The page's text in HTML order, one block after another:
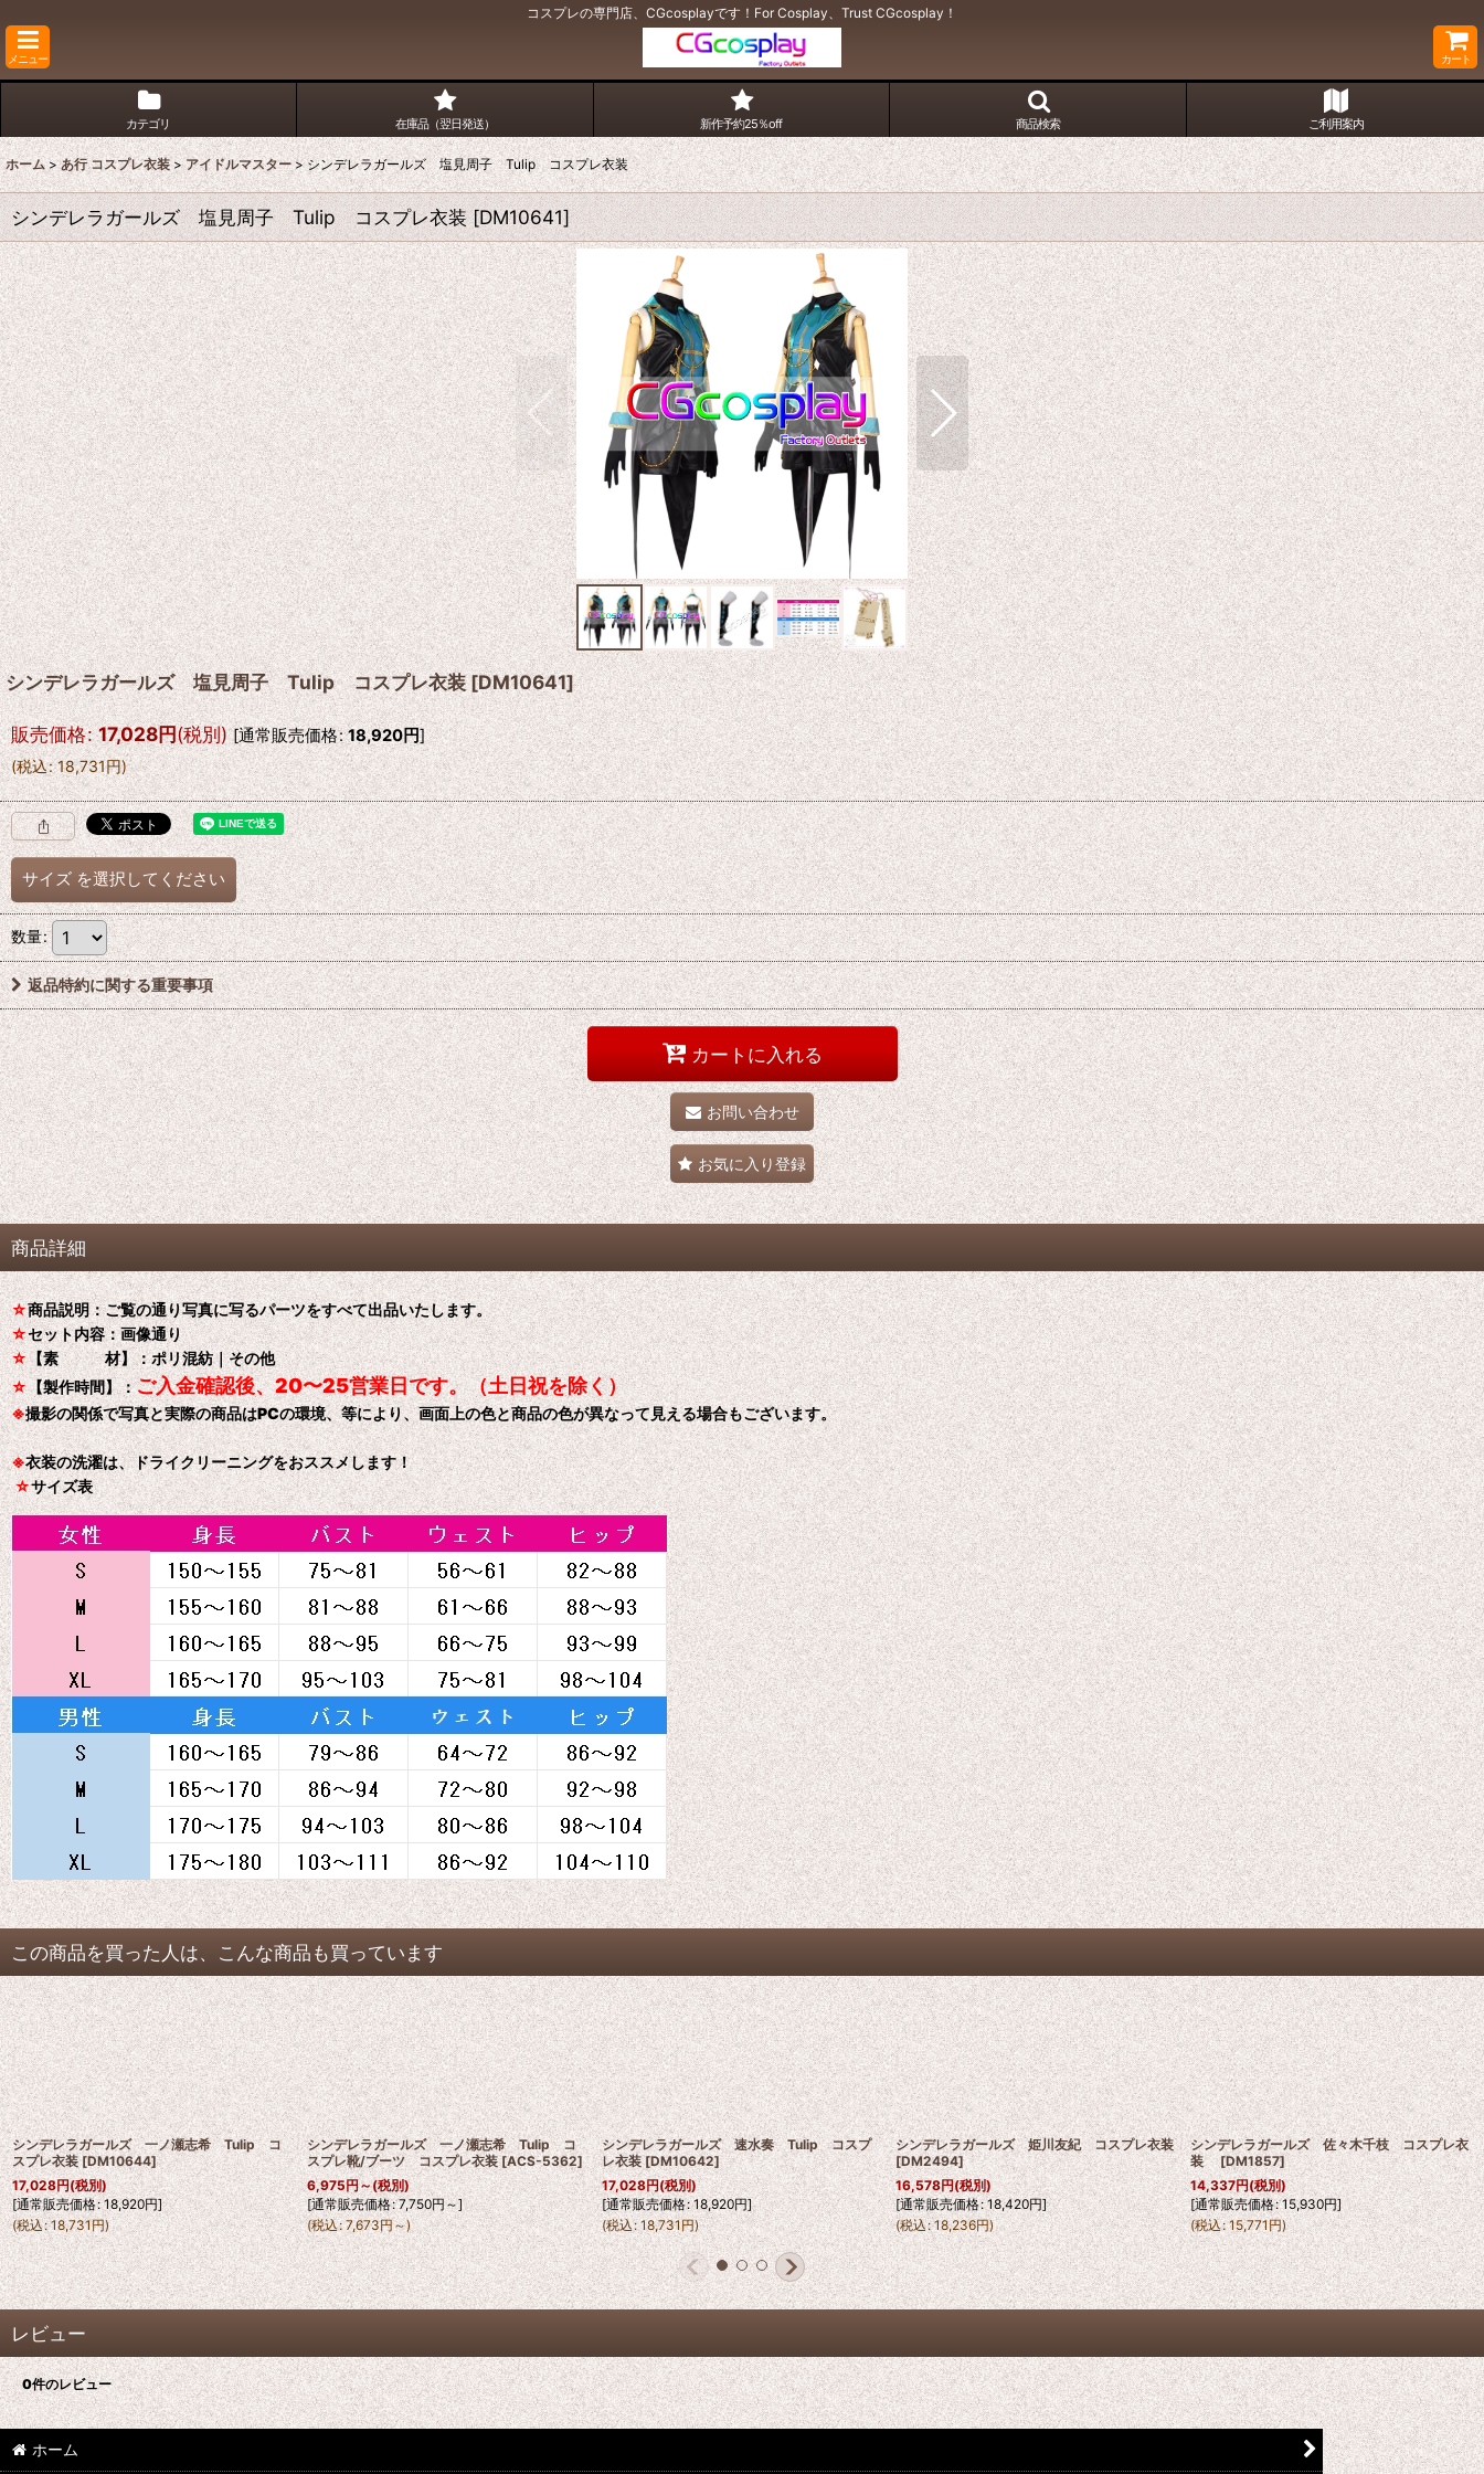
コスプレの専門店、CGcosplayです！For Cosplay、Trust CGcosplay！
メニュー カート
カテゴリ 在庫品（翌日発送） 新作予約25％off 商品検索 ご利用案内
ホーム > あ行 コスプレ衣装 > アイドルマスター > シンデレラガールズ 塩見周子 Tulip コスプレ衣装
シンデレラガールズ 塩見周子 Tulip コスプレ衣装 [DM10641]
シンデレラガールズ 塩見周子 Tulip コスプレ衣装 [DM10641]
販売価格: 17,028円(税別) [通常販売価格: 18,920円]
(税込: 18,731円)
サイズ を選択してください
数量:
返品特約に関する重要事項
カートに入れる
お問い合わせ
お気に入り登録
商品詳細
☆商品説明：ご覧の通り写真に写るパーツをすべて出品いたします。
☆セット内容：画像通り
☆【素 材】：ポリ混紡｜その他
☆【製作時間】：ご入金確認後、20〜25営業日です。（土日祝を除く）
※撮影の関係で写真と実際の商品はPCの環境、等により、画面上の色と商品の色が異なって見える場合もございます。
※衣装の洗濯は、ドライクリーニングをおススメします！
☆サイズ表
この商品を買った人は、こんな商品も買っています
シンデレラガールズ 一ノ瀬志希 Tulip コ
スプレ衣装 [DM10644]
17,028円(税別)
[通常販売価格: 18,920円]
(税込: 18,731円)
シンデレラガールズ 一ノ瀬志希 Tulip コ
スプレ靴/ブーツ コスプレ衣装 [ACS-5362]
6,975円～(税別)
[通常販売価格: 7,750円～]
(税込: 7,673円～)
シンデレラガールズ 速水奏 Tulip コスプ
レ衣装 [DM10642]
17,028円(税別)
[通常販売価格: 18,920円]
(税込: 18,731円)
シンデレラガールズ 姫川友紀 コスプレ衣装
[DM2494]
16,578円(税別)
[通常販売価格: 18,420円]
(税込: 18,236円)
シンデレラガールズ 佐々木千枝 コスプレ衣
装 [DM1857]
14,337円(税別)
[通常販売価格: 15,930円]
(税込: 15,771円)
レビュー
0件のレビュー
ホーム